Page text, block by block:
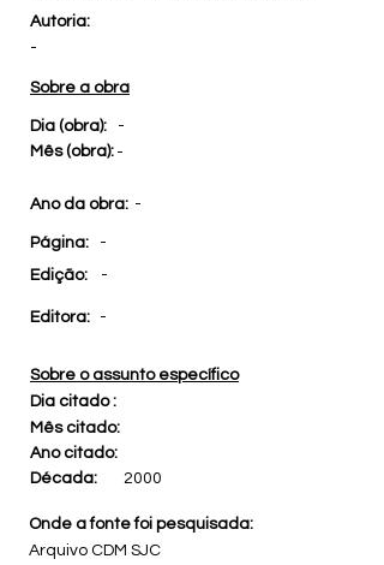
Autoria:
-
Sobre a obra
Dia (obra):
-
Mês (obra):
Ano da obra: -
-
Página:
-
Edição:
-
Editora: -
Sobre o assunto específico
Dia citado :
Mês citado:
Ano citado:
Década:
2000
Onde a fonte foi pesquisada:
Arquivo CDM SJC